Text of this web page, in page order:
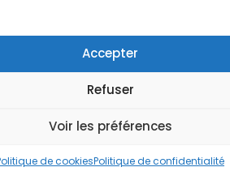
Accepter
Refuser
Voir les préférences
de cookiesPolitique de confidentialité
logement : les nouvelles
améliorer son habitat 26 juin
en 2026 : quand, comment et à
: quand, comment et à quel
payez moins : Pourquoi la